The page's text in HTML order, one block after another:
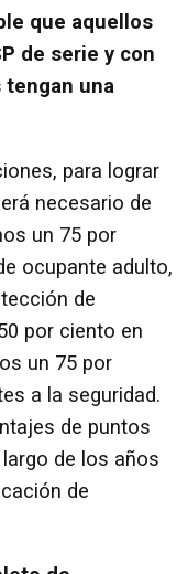
que aquellos
de serie y con
una
para lograr
necesario de
un 75 por
ocupante adulto,
de
por ciento en
un 75 por
a la seguridad.
de puntos
de los años
de